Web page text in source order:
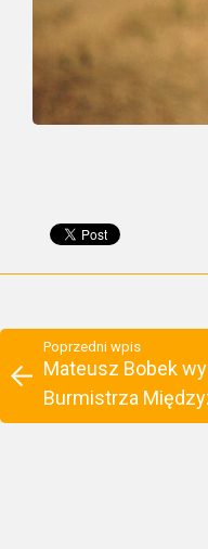
Poprzedni wpis
Mateusz Bobek
Burmistrza